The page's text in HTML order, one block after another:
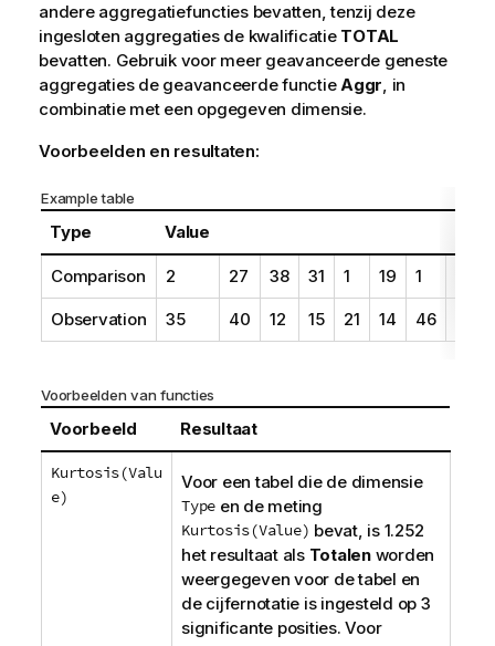
andere aggregatiefuncties bevatten, tenzij deze
ingesloten aggregaties de kwalificatie TOTAL
bevatten. Gebruik voor meer geavanceerde geneste
aggregaties de geavanceerde functieAggr, in
combinatie met een opgegeven dimensie.
Voorbeelden en resultaten:
Example table
Type Value
Comparison 2 27 38 31 1 19 1
Observation 35 40 12 15 21 14 46
Voorbeelden van functies
Voorbeeld Resultaat
Kurtosis(Valu
e)
Voor een tabel die de dimensie
Type en de meting
Kurtosis(Value) bevat, is 1.252
het resultaat als Totalenworden
weergegeven voor de tabel en
de cijfernotatie is ingesteld op 3
significante posities. Voor